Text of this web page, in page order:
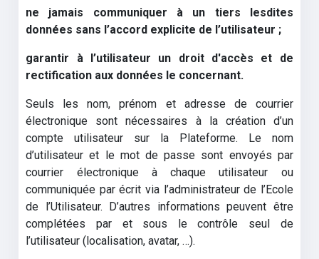
ne jamais communiquer à un tiers lesdites
données sans l’accord explicite de l’utilisateur ;
garantir à l’utilisateur un droit d'accès et de
rectification aux données le concernant.
Seuls les nom, prénom et adresse de courrier
électronique sont nécessaires à la création d’un
compte utilisateur sur la Plateforme. Le nom
d’utilisateur et le mot de passe sont envoyés par
courrier électronique à chaque utilisateur ou
communiquée par écrit via l’administrateur de l’Ecole
de l’Utilisateur. D’autres informations peuvent être
complétées par et sous le contrôle seul de
l’utilisateur (localisation, avatar, …).